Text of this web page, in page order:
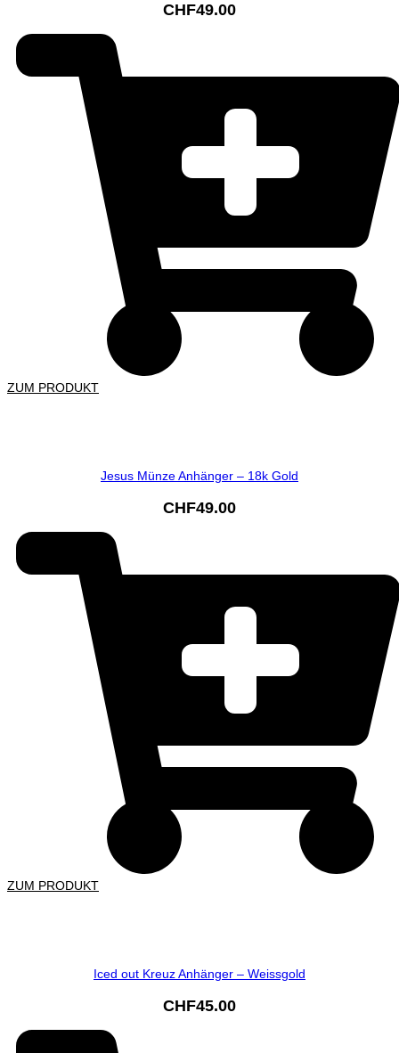
CHF49.00
ZUM PRODUKT
Jesus Münze Anhänger – 18k Gold
CHF49.00
ZUM PRODUKT
Iced out Kreuz Anhänger – Weissgold
CHF45.00